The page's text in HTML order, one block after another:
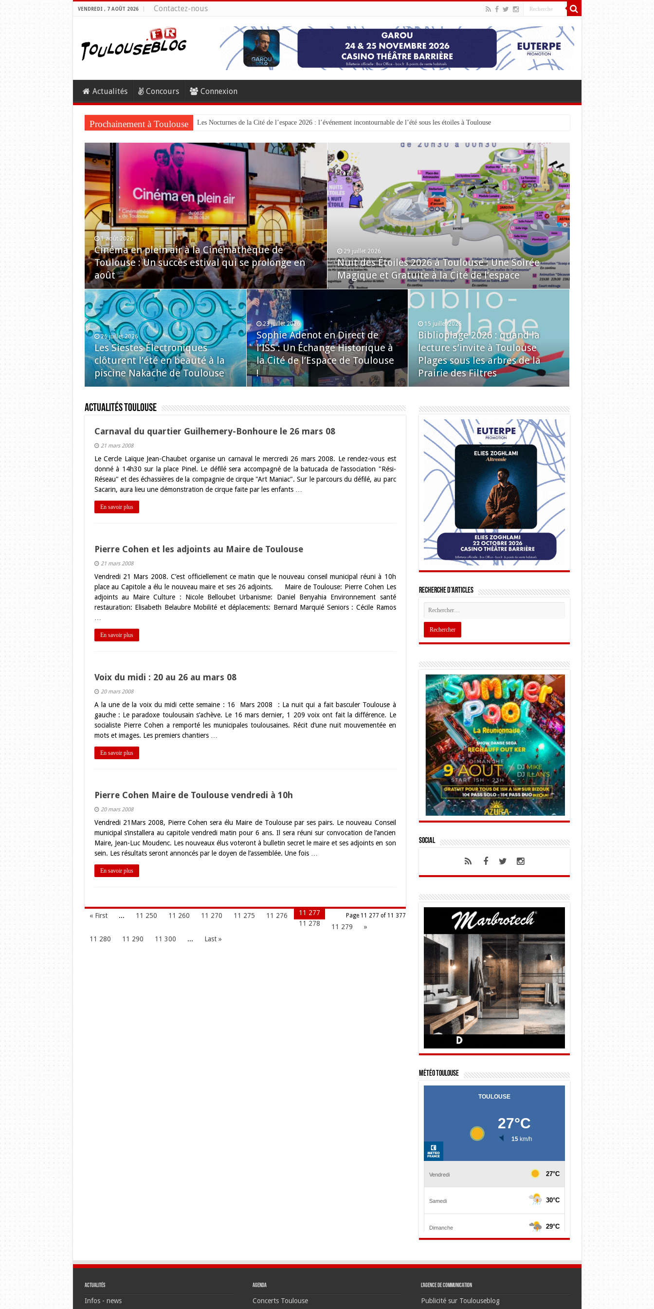
VENDREDI , 7 AOÛT 2026 Contactez-nous
Actualités Concours Connexion
Prochainement à Toulouse Les Nocturnes de la Cité de l’espace 2026 : l’événement incontournable de l’été sous les étoiles à Toulouse
1 août 2026
Cinéma en plein air à la Cinémathèque de
Toulouse : Un succès estival qui se prolonge en
août
29 juillet 2026
Nuit des Étoiles 2026 à Toulouse : Une Soirée
Magique et Gratuite à la Cité de l’espace
26 juillet 2026
Les Siestes Électroniques
clôturent l’été en beauté à la
piscine Nakache de Toulouse
23 juillet 2026
Sophie Adenot en Direct de
l’ISS : Un Échange Historique à
la Cité de l’Espace de Toulouse
!
15 juillet 2026
Biblioplage 2026 : quand la
lecture s’invite à Toulouse
Plages sous les arbres de la
Prairie des Filtres
Actualités Toulouse
Carnaval du quartier Guilhemery-Bonhoure le 26 mars 08
21 mars 2008
Le Cercle Laïque Jean-Chaubet organise un carnaval le mercredi 26 mars 2008. Le rendez-vous est
donné à 14h30 sur la place Pinel. Le défilé sera accompagné de la batucada de l’association "Rési-
Réseau" et des échassières de la compagnie de cirque "Art Maniac". Sur le parcours du défilé, au parc
Sacarin, aura lieu une démonstration de cirque faite par les enfants …
En savoir plus
Pierre Cohen et les adjoints au Maire de Toulouse
21 mars 2008
Vendredi 21 Mars 2008. C’est officiellement ce matin que le nouveau conseil municipal réuni à 10h
place au Capitole a élu le nouveau maire et ses 26 adjoints. Maire de Toulouse: Pierre Cohen Les
adjoints au Maire Culture : Nicole Belloubet Urbanisme: Daniel Benyahia Environnement santé
restauration: Elisabeth Belaubre Mobilité et déplacements: Bernard Marquié Seniors : Cécile Ramos
En savoir plus
Voix du midi : 20 au 26 au mars 08
20 mars 2008
A la une de la voix du midi cette semaine : 16 Mars 2008 : La nuit qui a fait basculer Toulouse à
gauche : Le paradoxe toulousain s’achève. Le 16 mars dernier, 1 209 voix ont fait la différence. Le
socialiste Pierre Cohen a remporté les municipales toulousaines. Récit d’une nuit mouvementée en
mots et images. Les premiers chantiers …
En savoir plus
Pierre Cohen Maire de Toulouse vendredi à 10h
20 mars 2008
Vendredi 21Mars 2008, Pierre Cohen sera élu Maire de Toulouse par ses pairs. Le nouveau Conseil
municipal s’installera au capitole vendredi matin pour 6 ans. Il sera réuni sur convocation de l’ancien
Maire, Jean-Luc Moudenc. Les nouveaux élus voteront à bulletin secret le maire et ses adjoints en son
sein. Les résultats seront annoncés par le doyen de l’assemblée. Une fois …
En savoir plus
Page 11 277 of 11 377
« First ... 11 250 11 260 11 270 11 275 11 276
11 277
11 278
11 279
»
11 280
11 290 11 300 ... Last »
Recherche d’articles
Social
Météo Toulouse
Actualités
Infos - news
Agenda
Concerts Toulouse
L’agence de communication
Publicité sur Toulouseblog